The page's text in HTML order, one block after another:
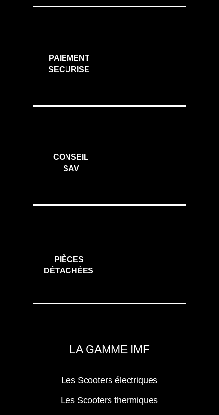
PAIEMENT
SECURISE
CONSEIL
SAV
PIÈCES
DÉTACHÉES
LA GAMME IMF
Les Scooters électriques
Les Scooters thermiques